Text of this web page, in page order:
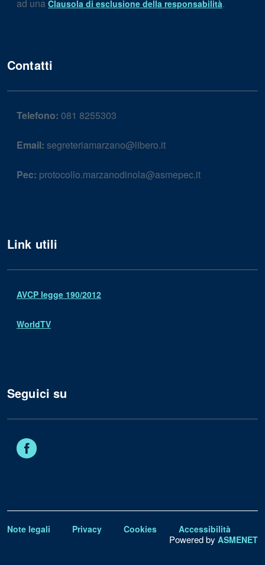
ad una Clausola di esclusione della responsabilità.
Contatti
Telefono: 081 8255303
Email: segreteriamarzano@libero.it
Pec: protocollo.marzanodinola@asmepec.it
Link utili
AVCP legge 190/2012
WorldTV
Seguici su
Note legali Privacy Cookies Accessibilità
Powered by ASMENET